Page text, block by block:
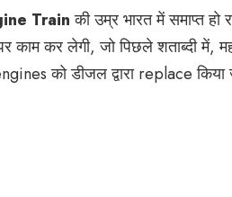
Trainकी उम्र भारत में समाप्त हो
काम कर लेगी, जो पिछले शताब्दी में,
को डीजल द्वारा replace किया